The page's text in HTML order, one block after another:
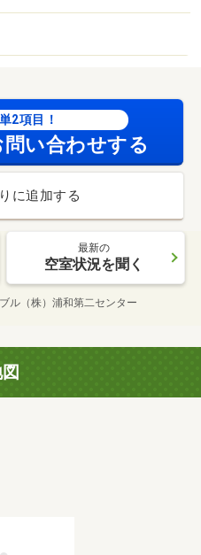
2項目！
い合わせする
に追加する
最新の
空室状況を聞く
ル（株）浦和第二センター